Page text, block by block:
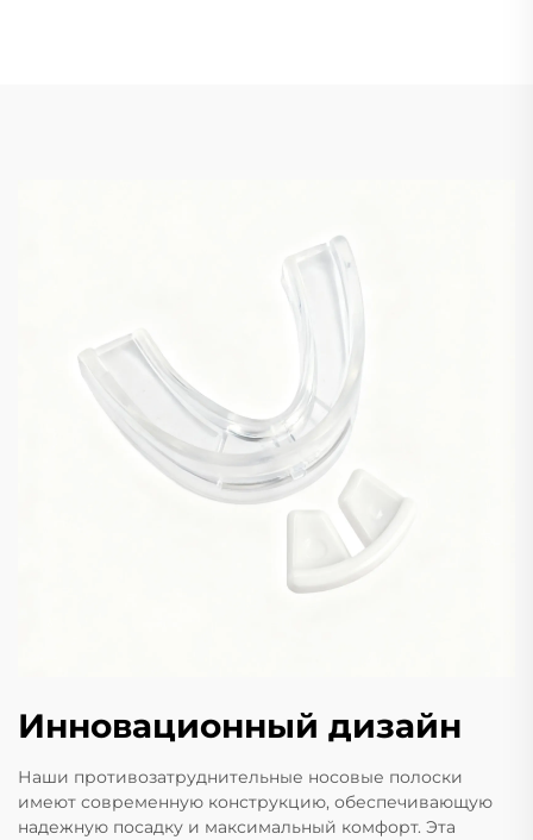
Инновационный дизайн
Наши противозатруднительные носовые полоски
имеют современную конструкцию, обеспечивающую
надежную посадку и максимальный комфорт. Эта